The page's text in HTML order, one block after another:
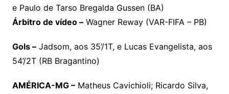
e Paulo de Tarso Bregalda Gussen (BA)
Árbitro de vídeo –Wagner Reway (VAR-FIFA – PB)
Gols –Jadsom, aos 35’/1T, e Lucas Evangelista, aos
54’/2T (RB Bragantino)
AMÉRICA-MG –Matheus Cavichioli; Ricardo Silva,